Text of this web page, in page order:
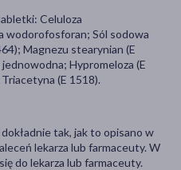
Celuloza
wodorofosforan; Sól sodowa
Magnezu stearynian (E
Hypromeloza (E
(E 1518).
tak, jak to opisano w
lekarza lub farmaceuty. W
do lekarza lub farmaceuty.